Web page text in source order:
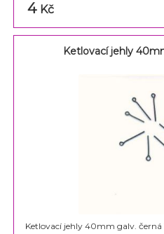
4 Kč
Ketlovací jehly
Ketlovací jehly 40mm galv. černá